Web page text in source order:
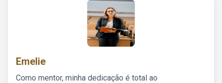
Emelie
Como mentor, minha dedicação é total ao